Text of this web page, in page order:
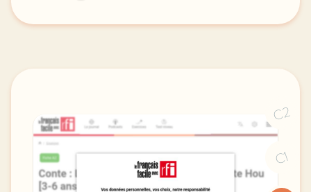
exercice b1 disparition des arbres des chiffres
C2
C1